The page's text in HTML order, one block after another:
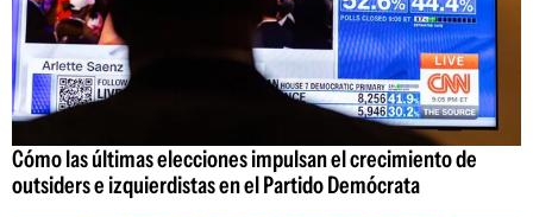
Cómo las últimas elecciones impulsan el crecimiento de
outsiders e izquierdistas en el Partido Demócrata